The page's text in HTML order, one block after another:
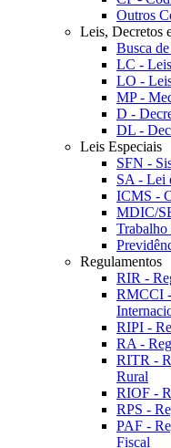
Outros
Leis, Decretos
Busca
LC -
LO -
MP -
D -
DL -
Leis Especiais
SFN -
SA - Lei
ICMS -
MDIC/
Trabalho
Regulamentos
RIR -
RMCCI
RIPI -
RA -
RITR -
Rural
RIOF -
RPS -
PAF -
Fiscal